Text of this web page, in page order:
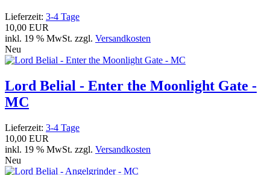
Lieferzeit: 3-4 Tage
10,00 EUR
inkl. 19 % MwSt. zzgl. Versandkosten
Neu
Lord Belial - Enter the Moonlight Gate -
MC
Lieferzeit: 3-4 Tage
10,00 EUR
inkl. 19 % MwSt. zzgl. Versandkosten
Neu